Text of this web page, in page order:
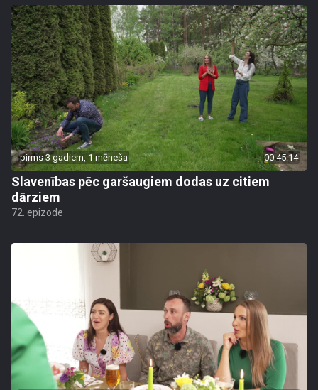
pirms 3 gadiem, 1 mēneša 00:45:14
Slavenības pēc garšaugiem dodas uz citiem
dārziem
72. epizode